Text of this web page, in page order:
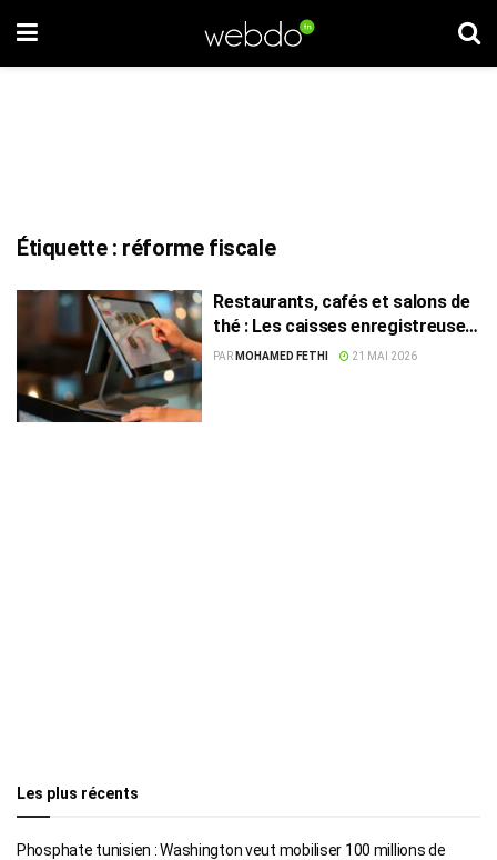
Étiquette : réforme fiscale
Restaurants, cafés et salons de
thé : Les caisses enregistreuses
obligatoires dès le 1er juillet
PAR MOHAMED FETHI 21 MAI 2026
Les plus récents
Phosphate tunisien : Washington veut mobiliser 100 millions de